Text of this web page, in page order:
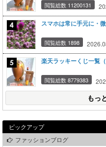
閲覧総数 11200131
スマホは常に手元に・
閲覧総数 1898
楽天ラッキーくじ一覧（
閲覧総数 8779383
もっ
ピックアップ
ファッションブログ